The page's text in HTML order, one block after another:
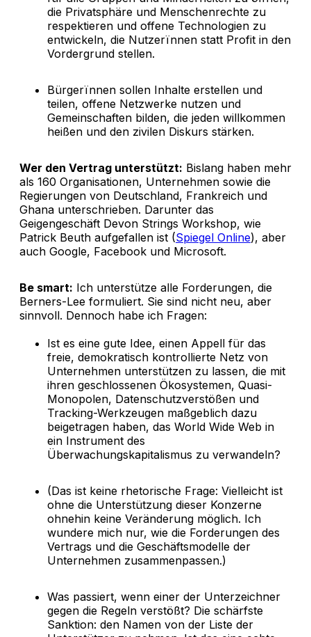
die Privatsphäre und Menschenrechte zu
respektieren und offene Technologien zu
entwickeln, die Nutzerïnnen statt Profit in den
Vordergrund stellen.
Bürgerïnnen sollen Inhalte erstellen und
teilen, offene Netzwerke nutzen und
Gemeinschaften bilden, die jeden willkommen
heißen und den zivilen Diskurs stärken.
Wer den Vertrag unterstützt: Bislang haben mehr
als 160 Organisationen, Unternehmen sowie die
Regierungen von Deutschland, Frankreich und
Ghana unterschrieben. Darunter das
Geigengeschäft Devon Strings Workshop, wie
Patrick Beuth aufgefallen ist (Spiegel Online), aber
auch Google, Facebook und Microsoft.
Be smart: Ich unterstütze alle Forderungen, die
Berners-Lee formuliert. Sie sind nicht neu, aber
sinnvoll. Dennoch habe ich Fragen:
Ist es eine gute Idee, einen Appell für das
freie, demokratisch kontrollierte Netz von
Unternehmen unterstützen zu lassen, die mit
ihren geschlossenen Ökosystemen, Quasi-
Monopolen, Datenschutzverstößen und
Tracking-Werkzeugen maßgeblich dazu
beigetragen haben, das World Wide Web in
ein Instrument des
Überwachungskapitalismus zu verwandeln?
(Das ist keine rhetorische Frage: Vielleicht ist
ohne die Unterstützung dieser Konzerne
ohnehin keine Veränderung möglich. Ich
wundere mich nur, wie die Forderungen des
Vertrags und die Geschäftsmodelle der
Unternehmen zusammenpassen.)
Was passiert, wenn einer der Unterzeichner
gegen die Regeln verstößt? Die schärfste
Sanktion: den Namen von der Liste der